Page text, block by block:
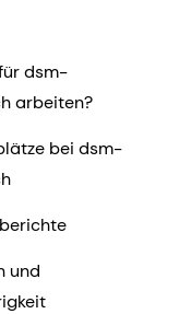
dsm-
arbeiten?
bei dsm-
und